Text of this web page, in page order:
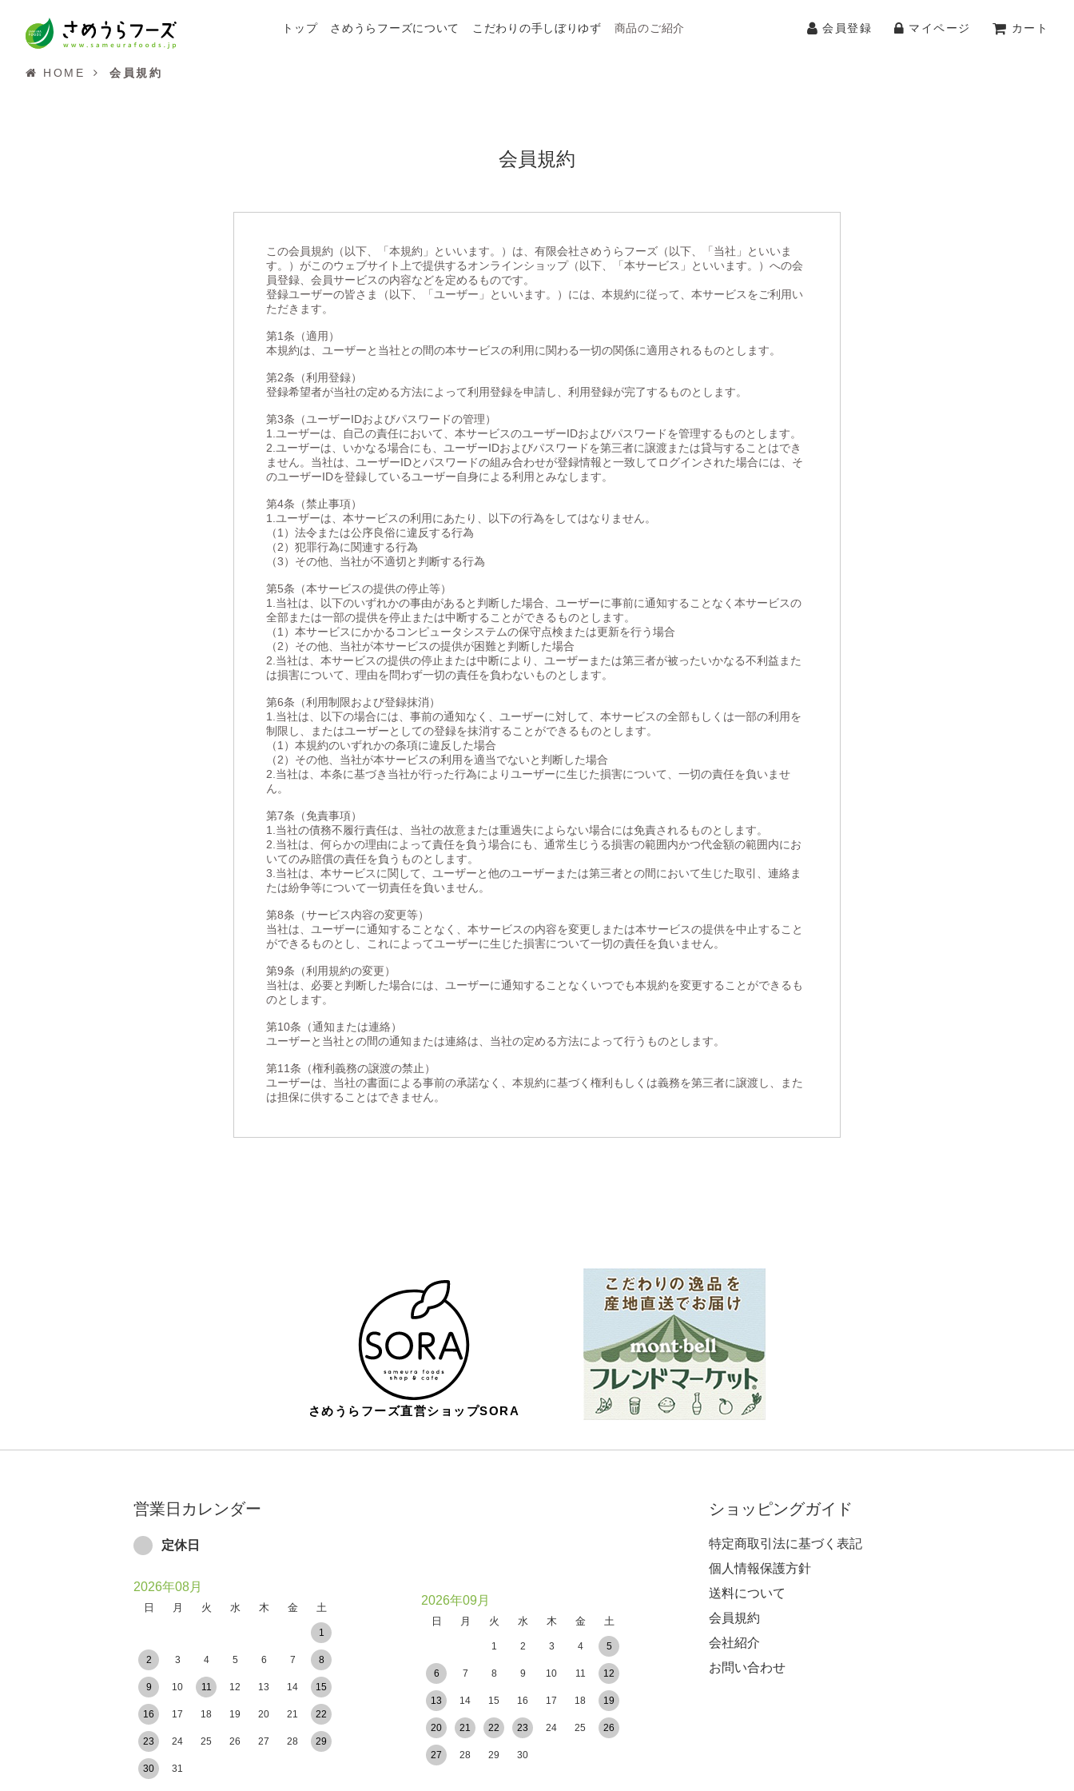
トップ さめうらフーズについて こだわりの手しぼりゆず 商品のご紹介 会員登録 マイページ カート
HOME 会員規約
会員規約
この会員規約（以下、「本規約」といいます。）は、有限会社さめうらフーズ（以下、「当社」といいま
す。）がこのウェブサイト上で提供するオンラインショップ（以下、「本サービス」といいます。）への会
員登録、会員サービスの内容などを定めるものです。
登録ユーザーの皆さま（以下、「ユーザー」といいます。）には、本規約に従って、本サービスをご利用い
ただきます。
第1条（適用）
本規約は、ユーザーと当社との間の本サービスの利用に関わる一切の関係に適用されるものとします。
第2条（利用登録）
登録希望者が当社の定める方法によって利用登録を申請し、利用登録が完了するものとします。
第3条（ユーザーIDおよびパスワードの管理）
1.ユーザーは、自己の責任において、本サービスのユーザーIDおよびパスワードを管理するものとします。
2.ユーザーは、いかなる場合にも、ユーザーIDおよびパスワードを第三者に譲渡または貸与することはでき
ません。当社は、ユーザーIDとパスワードの組み合わせが登録情報と一致してログインされた場合には、そ
のユーザーIDを登録しているユーザー自身による利用とみなします。
第4条（禁止事項）
1.ユーザーは、本サービスの利用にあたり、以下の行為をしてはなりません。
（1）法令または公序良俗に違反する行為
（2）犯罪行為に関連する行為
（3）その他、当社が不適切と判断する行為
第5条（本サービスの提供の停止等）
1.当社は、以下のいずれかの事由があると判断した場合、ユーザーに事前に通知することなく本サービスの
全部または一部の提供を停止または中断することができるものとします。
（1）本サービスにかかるコンピュータシステムの保守点検または更新を行う場合
（2）その他、当社が本サービスの提供が困難と判断した場合
2.当社は、本サービスの提供の停止または中断により、ユーザーまたは第三者が被ったいかなる不利益また
は損害について、理由を問わず一切の責任を負わないものとします。
第6条（利用制限および登録抹消）
1.当社は、以下の場合には、事前の通知なく、ユーザーに対して、本サービスの全部もしくは一部の利用を
制限し、またはユーザーとしての登録を抹消することができるものとします。
（1）本規約のいずれかの条項に違反した場合
（2）その他、当社が本サービスの利用を適当でないと判断した場合
2.当社は、本条に基づき当社が行った行為によりユーザーに生じた損害について、一切の責任を負いませ
ん。
第7条（免責事項）
1.当社の債務不履行責任は、当社の故意または重過失によらない場合には免責されるものとします。
2.当社は、何らかの理由によって責任を負う場合にも、通常生じうる損害の範囲内かつ代金額の範囲内にお
いてのみ賠償の責任を負うものとします。
3.当社は、本サービスに関して、ユーザーと他のユーザーまたは第三者との間において生じた取引、連絡ま
たは紛争等について一切責任を負いません。
第8条（サービス内容の変更等）
当社は、ユーザーに通知することなく、本サービスの内容を変更しまたは本サービスの提供を中止すること
ができるものとし、これによってユーザーに生じた損害について一切の責任を負いません。
第9条（利用規約の変更）
当社は、必要と判断した場合には、ユーザーに通知することなくいつでも本規約を変更することができるも
のとします。
第10条（通知または連絡）
ユーザーと当社との間の通知または連絡は、当社の定める方法によって行うものとします。
第11条（権利義務の譲渡の禁止）
ユーザーは、当社の書面による事前の承諾なく、本規約に基づく権利もしくは義務を第三者に譲渡し、また
は担保に供することはできません。
さめうらフーズ直営ショップSORA
営業日カレンダー
定休日
2026年08月
日 月 火 水 木 金 土
1
2 3 4 5 6 7 8
9 10 11 12 13 14 15
16 17 18 19 20 21 22
23 24 25 26 27 28 29
30 31
2026年09月
日 月 火 水 木 金 土
1 2 3 4 5
6 7 8 9 10 11 12
13 14 15 16 17 18 19
20 21 22 23 24 25 26
27 28 29 30
ショッピングガイド
特定商取引法に基づく表記
個人情報保護方針
送料について
会員規約
会社紹介
お問い合わせ